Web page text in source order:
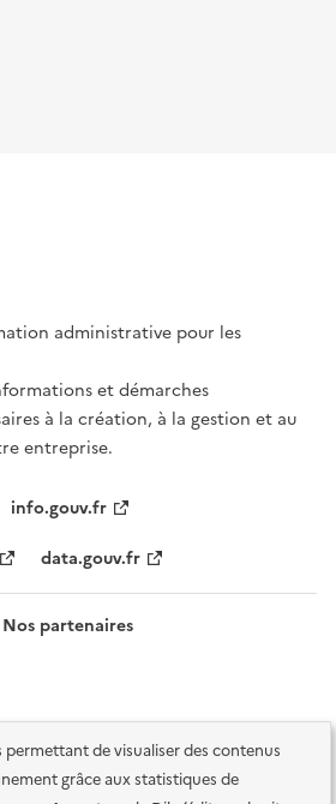
permettant de visualiser des contenus
grâce aux statistiques de
administrative pour les
et démarches
à la création, à la gestion et au
entreprise.
info.gouv.fr
data.gouv.fr
Nos partenaires